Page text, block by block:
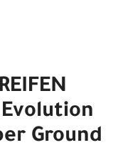
Evolution
Ground